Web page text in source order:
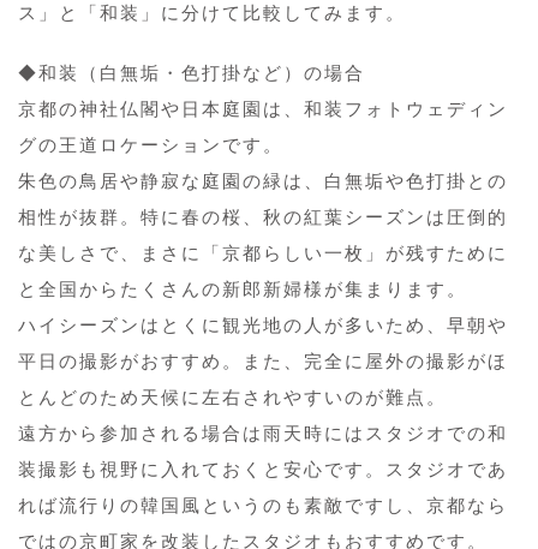
ス」と「和装」に分けて比較してみます。
◆和装（白無垢・色打掛など）の場合
京都の神社仏閣や日本庭園は、和装フォトウェディン
グの王道ロケーションです。
朱色の鳥居や静寂な庭園の緑は、白無垢や色打掛との
相性が抜群。特に春の桜、秋の紅葉シーズンは圧倒的
な美しさで、まさに「京都らしい一枚」が残すために
と全国からたくさんの新郎新婦様が集まります。
ハイシーズンはとくに観光地の人が多いため、早朝や
平日の撮影がおすすめ。また、完全に屋外の撮影がほ
とんどのため天候に左右されやすいのが難点。
遠方から参加される場合は雨天時にはスタジオでの和
装撮影も視野に入れておくと安心です。スタジオであ
れば流行りの韓国風というのも素敵ですし、京都なら
ではの京町家を改装したスタジオもおすすめです。